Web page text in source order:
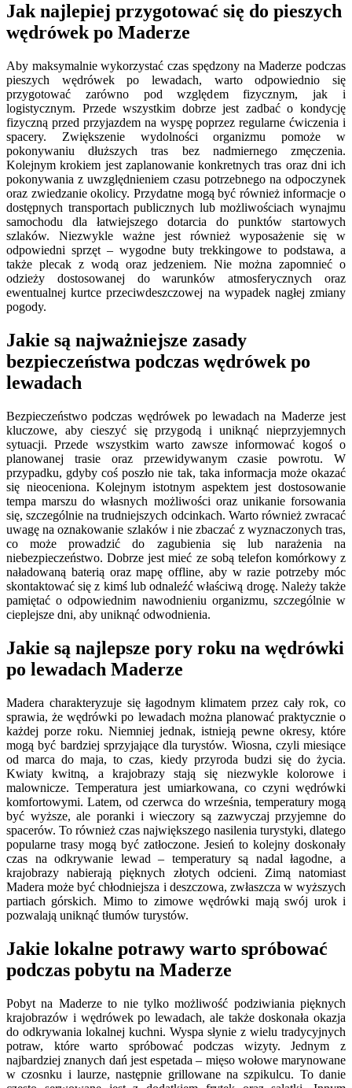
Jak najlepiej przygotować się do pieszych
wędrówek po Maderze
Aby maksymalnie wykorzystać czas spędzony na Maderze podczas
pieszych wędrówek po lewadach, warto odpowiednio się
przygotować zarówno pod względem fizycznym, jak i
logistycznym. Przede wszystkim dobrze jest zadbać o kondycję
fizyczną przed przyjazdem na wyspę poprzez regularne ćwiczenia i
spacery. Zwiększenie wydolności organizmu pomoże w
pokonywaniu dłuższych tras bez nadmiernego zmęczenia.
Kolejnym krokiem jest zaplanowanie konkretnych tras oraz dni ich
pokonywania z uwzględnieniem czasu potrzebnego na odpoczynek
oraz zwiedzanie okolicy. Przydatne mogą być również informacje o
dostępnych transportach publicznych lub możliwościach wynajmu
samochodu dla łatwiejszego dotarcia do punktów startowych
szlaków. Niezwykle ważne jest również wyposażenie się w
odpowiedni sprzęt – wygodne buty trekkingowe to podstawa, a
także plecak z wodą oraz jedzeniem. Nie można zapomnieć o
odzieży dostosowanej do warunków atmosferycznych oraz
ewentualnej kurtce przeciwdeszczowej na wypadek nagłej zmiany
pogody.
Jakie są najważniejsze zasady
bezpieczeństwa podczas wędrówek po
lewadach
Bezpieczeństwo podczas wędrówek po lewadach na Maderze jest
kluczowe, aby cieszyć się przygodą i uniknąć nieprzyjemnych
sytuacji. Przede wszystkim warto zawsze informować kogoś o
planowanej trasie oraz przewidywanym czasie powrotu. W
przypadku, gdyby coś poszło nie tak, taka informacja może okazać
się nieoceniona. Kolejnym istotnym aspektem jest dostosowanie
tempa marszu do własnych możliwości oraz unikanie forsowania
się, szczególnie na trudniejszych odcinkach. Warto również zwracać
uwagę na oznakowanie szlaków i nie zbaczać z wyznaczonych tras,
co może prowadzić do zagubienia się lub narażenia na
niebezpieczeństwo. Dobrze jest mieć ze sobą telefon komórkowy z
naładowaną baterią oraz mapę offline, aby w razie potrzeby móc
skontaktować się z kimś lub odnaleźć właściwą drogę. Należy także
pamiętać o odpowiednim nawodnieniu organizmu, szczególnie w
cieplejsze dni, aby uniknąć odwodnienia.
Jakie są najlepsze pory roku na wędrówki
po lewadach Maderze
Madera charakteryzuje się łagodnym klimatem przez cały rok, co
sprawia, że wędrówki po lewadach można planować praktycznie o
każdej porze roku. Niemniej jednak, istnieją pewne okresy, które
mogą być bardziej sprzyjające dla turystów. Wiosna, czyli miesiące
od marca do maja, to czas, kiedy przyroda budzi się do życia.
Kwiaty kwitną, a krajobrazy stają się niezwykle kolorowe i
malownicze. Temperatura jest umiarkowana, co czyni wędrówki
komfortowymi. Latem, od czerwca do września, temperatury mogą
być wyższe, ale poranki i wieczory są zazwyczaj przyjemne do
spacerów. To również czas największego nasilenia turystyki, dlatego
popularne trasy mogą być zatłoczone. Jesień to kolejny doskonały
czas na odkrywanie lewad – temperatury są nadal łagodne, a
krajobrazy nabierają pięknych złotych odcieni. Zimą natomiast
Madera może być chłodniejsza i deszczowa, zwłaszcza w wyższych
partiach górskich. Mimo to zimowe wędrówki mają swój urok i
pozwalają uniknąć tłumów turystów.
Jakie lokalne potrawy warto spróbować
podczas pobytu na Maderze
Pobyt na Maderze to nie tylko możliwość podziwiania pięknych
krajobrazów i wędrówek po lewadach, ale także doskonała okazja
do odkrywania lokalnej kuchni. Wyspa słynie z wielu tradycyjnych
potraw, które warto spróbować podczas wizyty. Jednym z
najbardziej znanych dań jest espetada – mięso wołowe marynowane
w czosnku i laurze, następnie grillowane na szpikulcu. To danie